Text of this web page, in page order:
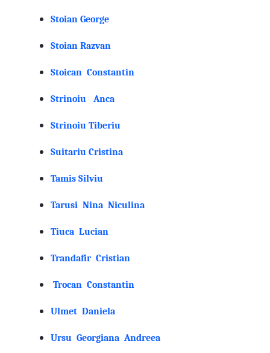
Stoian George
Stoian Razvan
Stoican Constantin
Strinoiu Anca
Strinoiu Tiberiu
Suitariu Cristina
Tamis Silviu
Tarusi Nina Niculina
Tiuca Lucian
Trandafir Cristian
Trocan Constantin
Ulmet Daniela
Ursu Georgiana Andreea